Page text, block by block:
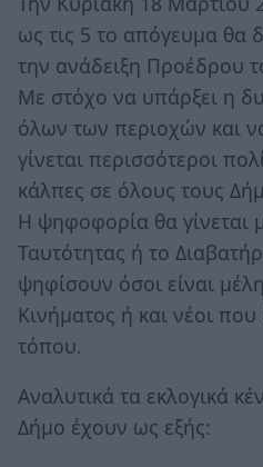
ως τις 5 το απόγευμα θα
την ανάδειξη Προέδρου
Με στόχο να υπάρξει η
όλων των περιοχών και
γίνεται περισσότεροι
κάλπες σε όλους τους
Η ψηφοφορία θα γίνεται
Ταυτότητας ή το
ψηφίσουν όσοι είναι
Κινήματος ή και νέοι
τόπου.
Αναλυτικά τα εκλογικά
Δήμο έχουν ως εξής: